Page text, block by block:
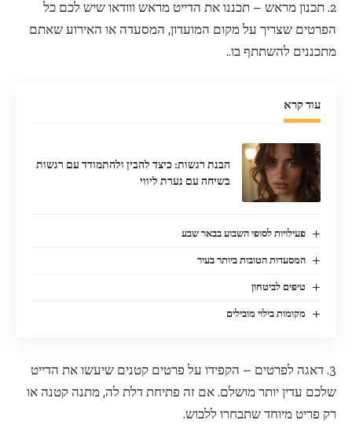
2. תכנון מראש – תכננו את הדייט מראש ווודאו שיש לכם כל
הפרטים שצריך על מקום המועדון, המסעדה או האירוע שאתם
מתכננים להשתתף בו..
עוד קרא
הבנת רגשות: כיצד להבין ולהתמודד עם רגשות
בשיחה עם נערת ליווי
פעילויות לסופי השבוע בבאר שבע
המסעדות הטובות ביותר בעיר
טיפים לביטחון
מקומות בילוי מובילים
3. דאגה לפרטים – הקפידו על פרטים קטנים שיעשו את הדייט
שלכם עדין יותר מושלם. אם זה פתיחת דלת לה, מתנה קטנה או
רק פריט מיוחד שתבחרו ללבוש.